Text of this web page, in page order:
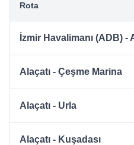
Rota
İzmir Havalimanı (ADB) -
Alaçatı - Çeşme Marina
Alaçatı - Urla
Alaçatı - Kuşadası